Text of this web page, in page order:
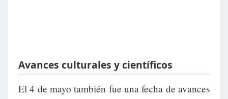
Avances culturales y científicos
El 4 de mayo también fue una fecha de avances